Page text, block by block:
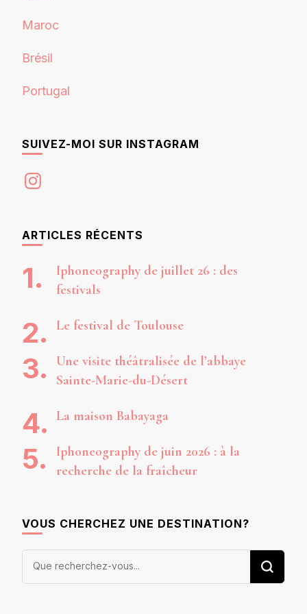
Maroc
Brésil
Portugal
SUIVEZ-MOI SUR INSTAGRAM
Instagram
ARTICLES RÉCENTS
Iphoneography de juillet 26 : des
festivals
Le festival de Toulouse
Une visite théâtralisée de l’abbaye
Sainte-Marie-du-Désert
La maison Babayaga
Iphoneography de juin 2026 : à la
recherche de la fraîcheur
VOUS CHERCHEZ UNE DESTINATION?
Vous